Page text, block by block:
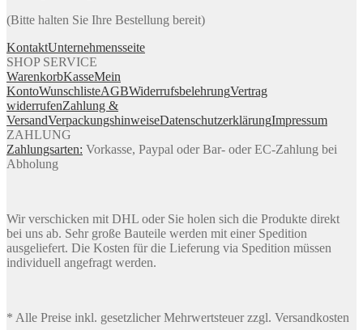
(Bitte halten Sie Ihre Bestellung bereit)
KontaktUnternehmensseite
SHOP SERVICE
WarenkorbKasseMein
KontoWunschlisteAGBWiderrufsbelehrungVertrag
widerrufenZahlung &
VersandVerpackungshinweiseDatenschutzerklärungImpressum
ZAHLUNG
Zahlungsarten: Vorkasse, Paypal oder Bar- oder EC-Zahlung bei
Abholung
Wir verschicken mit DHL oder Sie holen sich die Produkte direkt
bei uns ab. Sehr große Bauteile werden mit einer Spedition
ausgeliefert. Die Kosten für die Lieferung via Spedition müssen
individuell angefragt werden.
* Alle Preise inkl. gesetzlicher Mehrwertsteuer zzgl. Versandkosten